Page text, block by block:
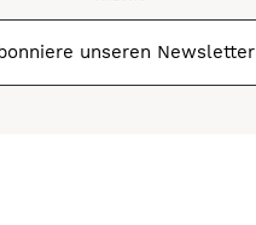
unseren Newsletter